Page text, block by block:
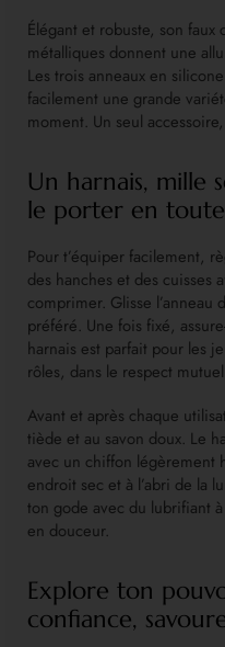
Élégant et robuste, son
métalliques donnent une
Les trois anneaux en
facilement une grande
moment. Un seul
Un harnais, mille
le porter en
Pour t’équiper facilement,
des hanches et des cuisses
comprimer. Glisse
préféré. Une fois fixé,
harnais est parfait pour les
rôles, dans le respect
Avant et après chaque
tiède et au savon doux. Le
avec un chiffon légèrement
endroit sec et à l’abri de la
ton gode avec du lubrifiant
en douceur.
Explore ton
confiance,